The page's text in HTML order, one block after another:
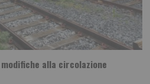
alla circolazione